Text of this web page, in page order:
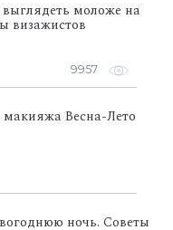
моложе на
визажистов
9957
макияжа Весна-Лето
ночь. Советы